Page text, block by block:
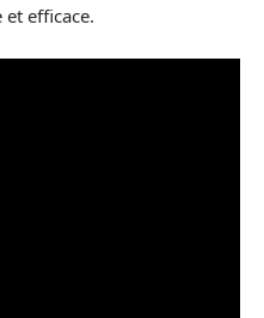
et efficace.